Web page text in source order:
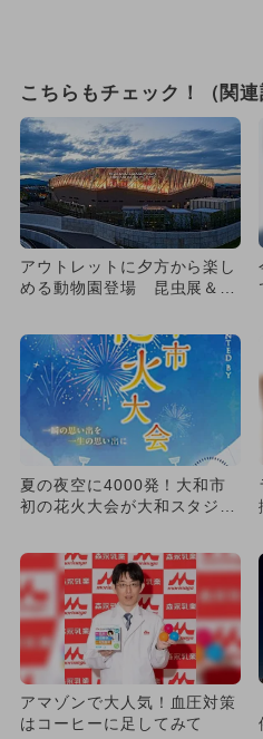
こちらもチェック！（関連
アウトレットに夕方から楽し
める動物園登場 昆虫展＆家
夏の夜空に4000発！大和市
初の花火大会が大和スタジア
アマゾンで大人気！血圧対策
はコーヒーに足してみて